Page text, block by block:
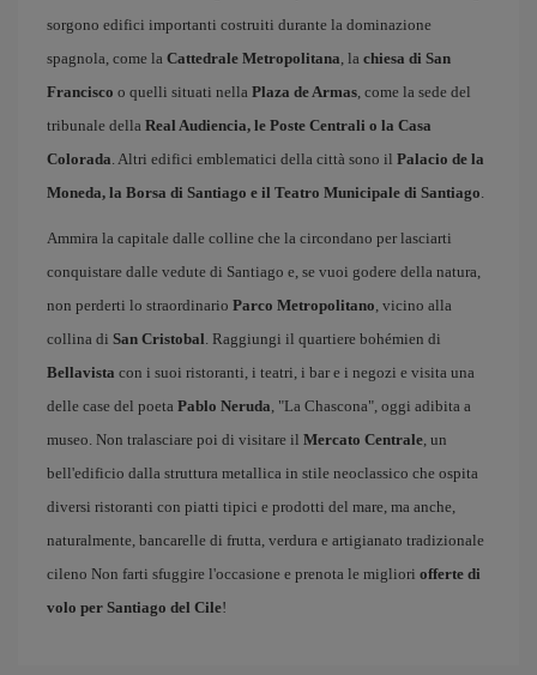
sorgono edifici importanti costruiti durante la dominazione
spagnola, come la Cattedrale Metropolitana, la chiesa di San
Francisco o quelli situati nella Plaza de Armas, come la sede del
tribunale della Real Audiencia, le Poste Centrali o la Casa
Colorada. Altri edifici emblematici della città sono il Palacio de la
Moneda, la Borsa di Santiago e il Teatro Municipale di Santiago.
Ammira la capitale dalle colline che la circondano per lasciarti
conquistare dalle vedute di Santiago e, se vuoi godere della natura,
non perderti lo straordinario Parco Metropolitano, vicino alla
collina di San Cristobal. Raggiungi il quartiere bohémien di
Bellavista con i suoi ristoranti, i teatri, i bar e i negozi e visita una
delle case del poeta Pablo Neruda, "La Chascona", oggi adibita a
museo. Non tralasciare poi di visitare il Mercato Centrale, un
bell'edificio dalla struttura metallica in stile neoclassico che ospita
diversi ristoranti con piatti tipici e prodotti del mare, ma anche,
naturalmente, bancarelle di frutta, verdura e artigianato tradizionale
cileno Non farti sfuggire l'occasione e prenota le migliori offerte di
volo per Santiago del Cile!